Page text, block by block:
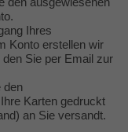
Ihres
Konto erstellen wir
Sie per Email zur
den
Karten gedruckt
an Sie versandt.